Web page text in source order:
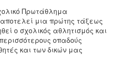
Πρωτάθλημα
μια πρώτης τάξεως
ο σχολικός αθλητισμός και
οπαδούς
και των δικών μας